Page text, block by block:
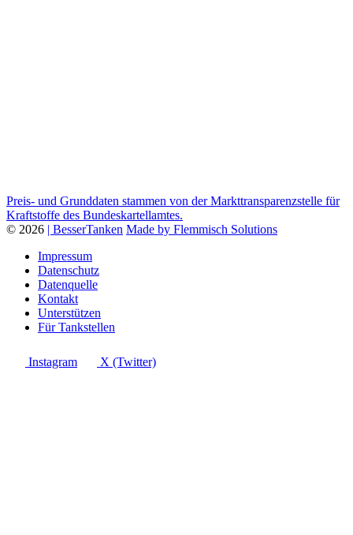
Preis- und Grunddaten stammen von der Markttransparenzstelle für
Kraftstoffe des Bundeskartellamtes.
© 2026 | BesserTanken Made by Flemmisch Solutions
Impressum
Datenschutz
Datenquelle
Kontakt
Unterstützen
Für Tankstellen
Instagram X (Twitter)